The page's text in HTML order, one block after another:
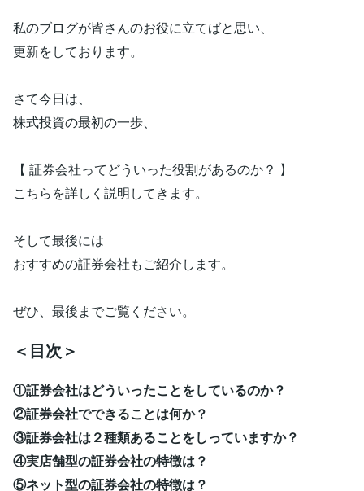
私のブログが皆さんのお役に立てばと思い、
更新をしております。
さて今日は、
株式投資の最初の一歩、
【 証券会社ってどういった役割があるのか？ 】
こちらを詳しく説明してきます。
そして最後には
おすすめの証券会社もご紹介します。
ぜひ、最後までご覧ください。
＜目次＞
①証券会社はどういったことをしているのか？
②証券会社でできることは何か？
③証券会社は２種類あることをしっていますか？
④実店舗型の証券会社の特徴は？
⑤ネット型の証券会社の特徴は？